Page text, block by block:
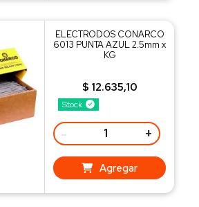
Stock
ELECTRODOS CONARCO
6013 PUNTA AZUL 2.5mm x
KG
$ 12.635,10
- +
Agregar